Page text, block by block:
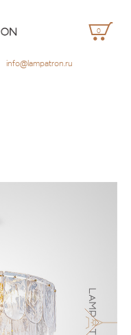
0
info@lampatron.ru